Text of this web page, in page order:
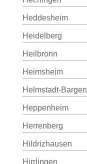
Heddesheim
Heidelberg
Heilbronn
Heimsheim
Helmstadt-Bargen
Heppenheim
Herrenberg
Hildrizhausen
Hirrlingen